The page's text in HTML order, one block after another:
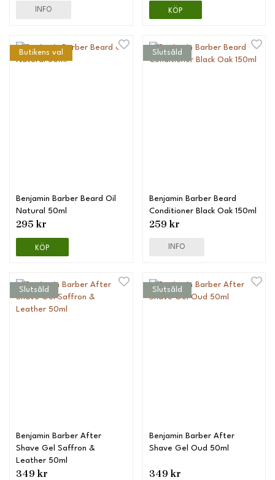
INFO KÖP
Butikens val
Benjamin Barber Beard Oil
Natural 50ml
295 kr
KÖP
Slutsåld
Benjamin Barber Beard
Conditioner Black Oak 150ml
259 kr
INFO
Slutsåld
Benjamin Barber After
Shave Gel Saffron &
Leather 50ml
349 kr
Slutsåld
Benjamin Barber After
Shave Gel Oud 50ml
349 kr